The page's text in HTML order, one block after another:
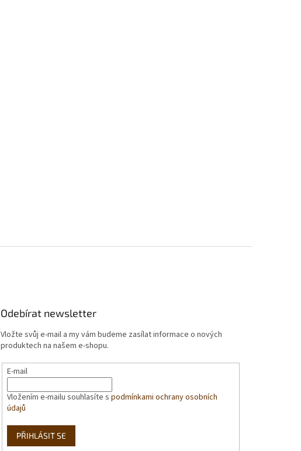
Odebírat newsletter
Vložte svůj e-mail a my vám budeme zasílat informace o nových
produktech na našem e-shopu.
E-mail
Vložením e-mailu souhlasíte spodmínkami ochrany osobních
údajů
PŘIHLÁSIT SE